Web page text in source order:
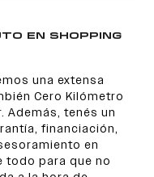
EN SHOPPING
una extensa
Cero Kilómetro
Además, tenés un
financiación,
en
todo para que no